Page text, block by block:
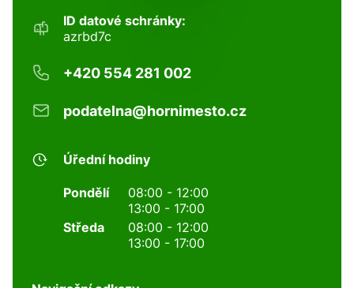
ID datové schránky:
azrbd7c
+420 554 281 002
podatelna@hornimesto.cz
Úřední hodiny
Pondělí
08:00 - 12:00
13:00 - 17:00
Středa
08:00 - 12:00
13:00 - 17:00